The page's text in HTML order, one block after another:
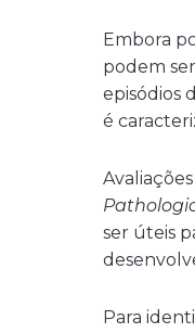
Embora
podem
episódios
é
ser úteis
Para